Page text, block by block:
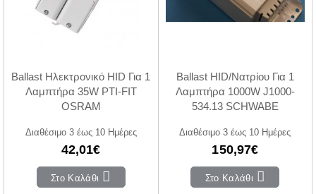
Ballast Ηλεκτρονικό HID Για 1
Λαμπτήρα 35W PTI-FIT
OSRAM
Διαθέσιμο 3 έως 10 Ημέρες
42,01€
Στο Καλάθι
Ballast HID/Νατρίου Για 1
Λαμπτήρα 1000W J1000-
534.13 SCHWABE
Διαθέσιμο 3 έως 10 Ημέρες
150,97€
Στο Καλάθι